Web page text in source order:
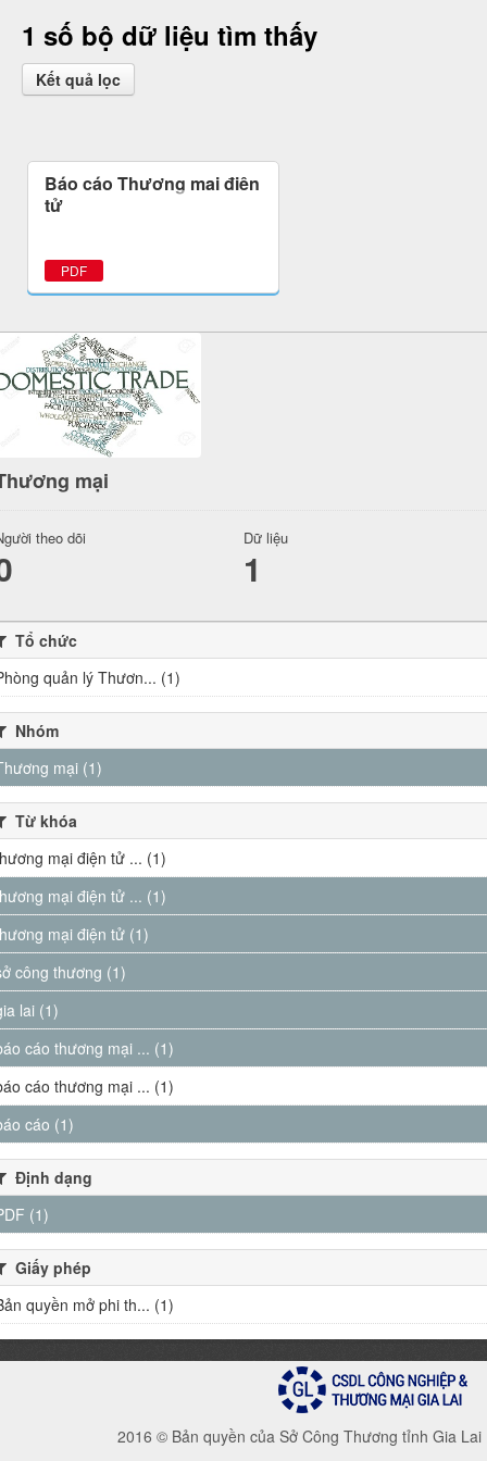
1 số bộ dữ liệu tìm thấy
Kết quả lọc
Báo cáo Thương mại điện
tử
PDF
mại
theo dõi Dữ liệu
1
Tổ chức
quản lý Thươn... (1)
Nhóm
mại (1)
Từ khóa
mại điện tử ... (1)
mại điện tử ... (1)
mại điện tử (1)
công thương (1)
lai (1)
cáo thương mại ... (1)
cáo thương mại ... (1)
cáo (1)
Định dạng
(1)
Giấy phép
quyền mở phi th... (1)
2016 © Bản quyền của Sở Công Thương tỉnh Gia Lai